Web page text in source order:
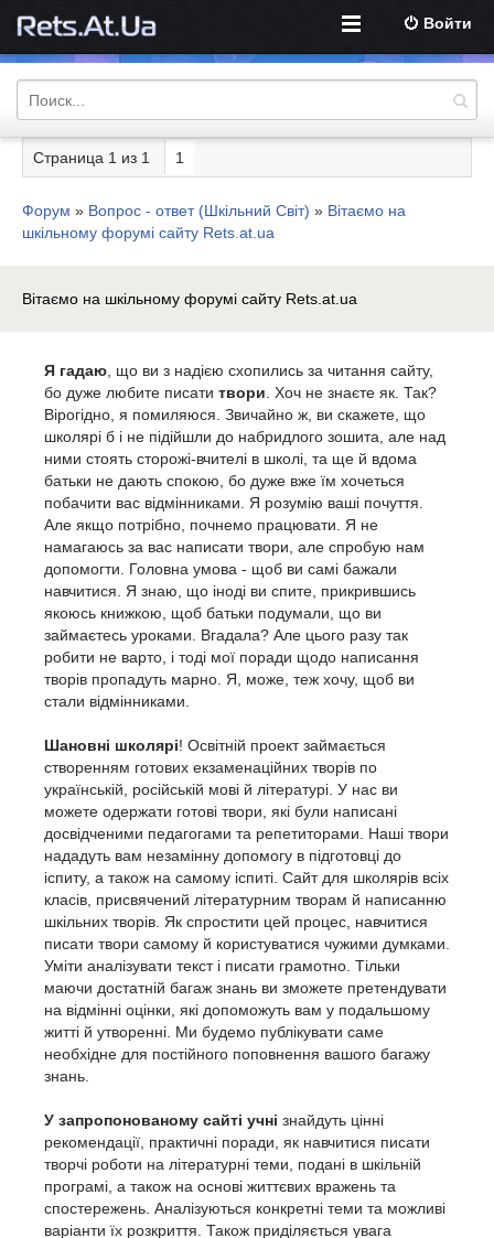
Войти
Страница 1 из 1 1
Форум » Вопрос - ответ (Шкільний Світ) » Вітаємо на
шкільному форумі сайту Rets.at.ua
Вітаємо на шкільному форумі сайту Rets.at.ua
Я гадаю , що ви з надією схопились за читання сайту,
бо дуже любите писати твори . Хоч не знаєте як. Так?
Вірогідно, я помиляюся. Звичайно ж, ви скажете, що
школярі б і не підійшли до набридлого зошита, але над
ними стоять сторожі-вчителі в школі, та ще й вдома
батьки не дають спокою, бо дуже вже їм хочеться
побачити вас відмінниками. Я розумію ваші почуття.
Але якщо потрібно, почнемо працювати. Я не
намагаюсь за вас написати твори, але спробую нам
допомогти. Головна умова - щоб ви самі бажали
навчитися. Я знаю, що іноді ви спите, прикрившись
якоюсь книжкою, щоб батьки подумали, що ви
займаєтесь уроками. Вгадала? Але цього разу так
робити не варто, і тоді мої поради щодо написання
творів пропадуть марно. Я, може, теж хочу, щоб ви
стали відмінниками.
Шановні школярі! Освітній проект займається
створенням готових екзаменаційних творів по
українській, російській мові й літературі. У нас ви
можете одержати готові твори, які були написані
досвідченими педагогами та репетиторами. Наші твори
нададуть вам незамінну допомогу в підготовці до
іспиту, а також на самому іспиті. Сайт для школярів всіх
класів, присвячений літературним творам й написанню
шкільних творів. Як спростити цей процес, навчитися
писати твори самому й користуватися чужими думками.
Уміти аналізувати текст і писати грамотно. Тільки
маючи достатній багаж знань ви зможете претендувати
на відмінні оцінки, які допоможуть вам у подальшому
житті й утворенні. Ми будемо публікувати саме
необхідне для постійного поповнення вашого багажу
знань.
У запропонованому сайті учні знайдуть цінні
рекомендації, практичні поради, як навчитися писати
творчі роботи на літературні теми, подані в шкільній
програмі, а також на основі життєвих вражень та
спостережень. Аналізуються конкретні теми та можливі
варіанти їх розкриття. Також приділяється увага